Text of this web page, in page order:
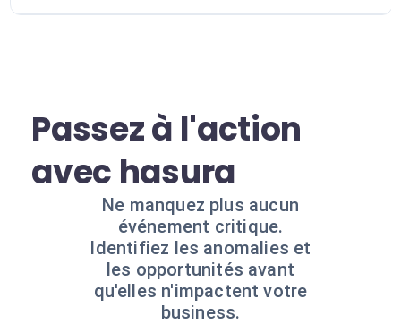
Passez à l'action
avec hasura
Ne manquez plus aucun
événement critique.
Identifiez les anomalies et
les opportunités avant
qu'elles n'impactent votre
business.